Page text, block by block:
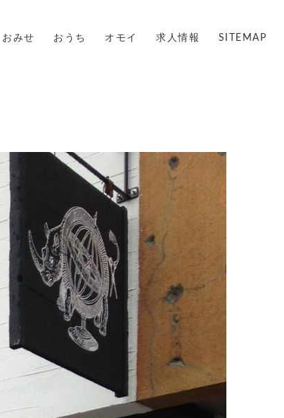
おみせ おうち オモイ 求人情報 SITEMAP